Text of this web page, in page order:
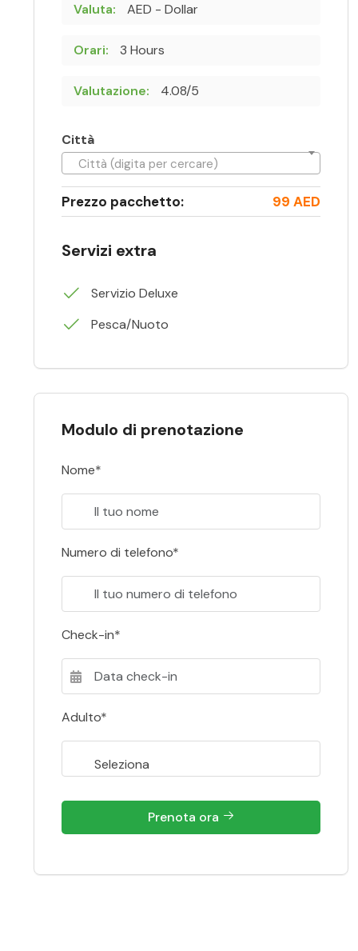
Valuta: AED - Dollar
Orari: 3 Hours
Valutazione: 4.08/5
Città
Città (digita per cercare)
Prezzo pacchetto: 99 AED
Servizi extra
Servizio Deluxe
Pesca/Nuoto
Modulo di prenotazione
Nome*
Numero di telefono*
Check-in*
Adulto*
Prenota ora